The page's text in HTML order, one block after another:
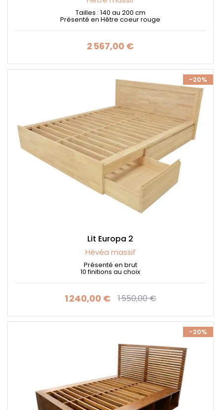
Tailles : 140 au 200 cm
Présenté en Hêtre coeur rouge
Prix
2 567,00 €
-20%
Lit Europa 2
Hévéa massif
Présenté en brut
10 finitions au choix
Prix
1 240,00 €Prix de base
1 550,00 €
-20%